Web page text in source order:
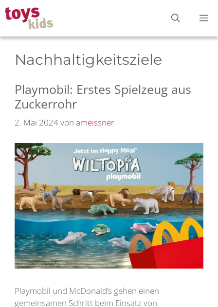
Zum
Inhalt
springen
Nachhaltigkeitsziele
Playmobil: Erstes Spielzeug aus
Zuckerrohr
2. Mai 2024von ameissner
Playmobil und McDonald‘s gehen einen
gemeinsamen Schritt beim Einsatz von